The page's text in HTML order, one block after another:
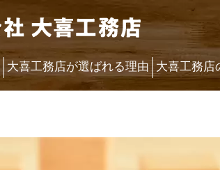
大喜工務店が選ばれる理由 大喜工務店